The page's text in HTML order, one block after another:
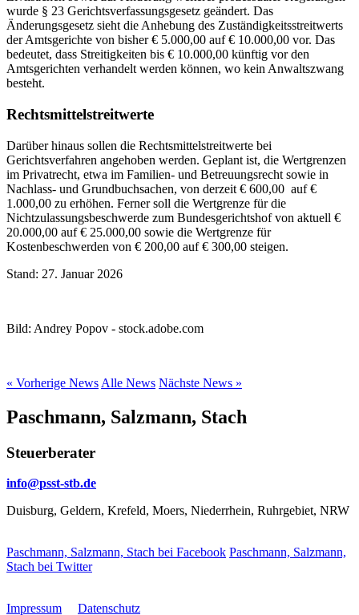
wurde § 23 Gerichtsverfassungsgesetz geändert. Das
Änderungsgesetz sieht die Anhebung des Zuständigkeitsstreitwerts
der Amtsgerichte von bisher € 5.000,00 auf € 10.000,00 vor. Das
bedeutet, dass Streitigkeiten bis € 10.000,00 künftig vor den
Amtsgerichten verhandelt werden können, wo kein Anwaltszwang
besteht.
Rechtsmittelstreitwerte
Darüber hinaus sollen die Rechtsmittelstreitwerte bei
Gerichtsverfahren angehoben werden. Geplant ist, die Wertgrenzen
im Privatrecht, etwa im Familien- und Betreuungsrecht sowie in
Nachlass- und Grundbuchsachen, von derzeit € 600,00 auf €
1.000,00 zu erhöhen. Ferner soll die Wertgrenze für die
Nichtzulassungsbeschwerde zum Bundesgerichtshof von aktuell €
20.000,00 auf € 25.000,00 sowie die Wertgrenze für
Kostenbeschwerden von € 200,00 auf € 300,00 steigen.
Stand: 27. Januar 2026
Bild: Andrey Popov - stock.adobe.com
« Vorherige News Alle News Nächste News »
Paschmann, Salzmann, Stach
Steuerberater
info@psst-stb.de
Duisburg, Geldern, Krefeld, Moers, Niederrhein, Ruhrgebiet, NRW
Paschmann, Salzmann, Stach bei Facebook Paschmann, Salzmann,
Stach bei Twitter
Impressum Datenschutz